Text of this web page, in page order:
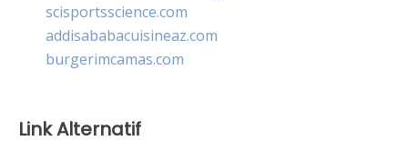
scisportsscience.com
addisababacuisineaz.com
burgerimcamas.com
Link Alternatif